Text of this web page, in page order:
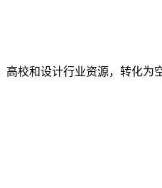
校和设计行业资源，转化为